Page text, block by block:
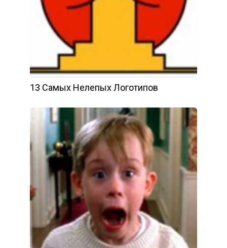
13 Самых Нелепых Логотипов